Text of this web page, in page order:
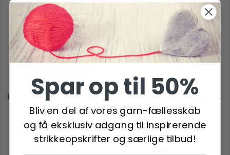
HOBBYARTS GARNTASKE
I LILLA
LINDEHOBBY GARNSKÅL
MULTIFARVET TRÆ
149,00 DKK
Spar op til 50%
Bliv en del af vores garn-fællesskab
og få eksklusiv adgang til inspirerende
strikkeopskrifter og særlige tilbud!